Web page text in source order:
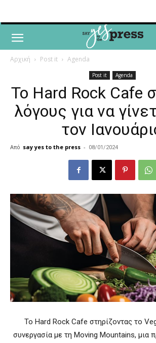
Αρχική Post it Agenda
Post it Agenda
Το Hard Rock Cafe
λόγους για να
τον
Από say yes to the press - 08/01/2024
To Hard Rock Cafe στηρίζοντας το
συνεργασία με τη Moving Mountains, μια